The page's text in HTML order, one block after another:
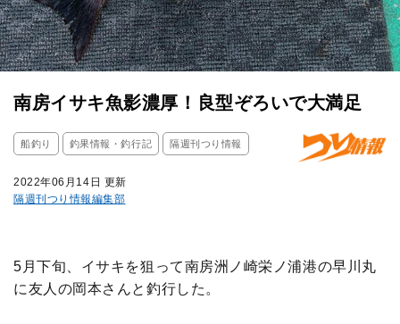
南房イサキ魚影濃厚！良型ぞろいで大満足
船釣り 釣果情報・釣行記 隔週刊つり情報
2022年06月14日 更新
隔週刊つり情報編集部
5月下旬、イサキを狙って南房洲ノ崎栄ノ浦港の早川丸
に友人の岡本さんと釣行した。